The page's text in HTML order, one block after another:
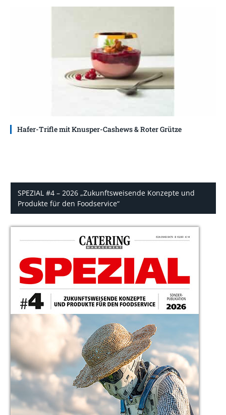
Hafer-Trifle mit Knusper-Cashews & Roter Grütze
SPEZIAL #4 – 2026 „Zukunftsweisende Konzepte und
Produkte für den Foodservice“